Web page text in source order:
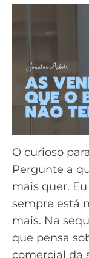
O curioso
Pergunte a
mais quer.
sempre está
mais. Na
que pensa
comercial da